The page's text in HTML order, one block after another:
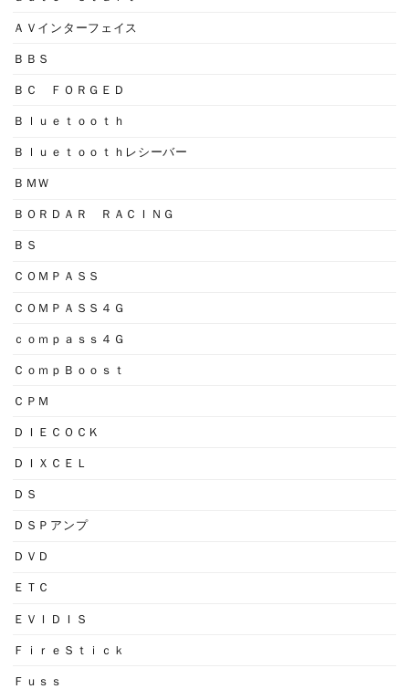
ＡＶインターフェイス
ＢＢＳ
ＢＣ ＦＯＲＧＥＤ
Ｂｌｕｅｔｏｏｔｈ
Ｂｌｕｅｔｏｏｔｈレシーバー
ＢＭＷ
ＢＯＲＤＡＲ ＲＡＣＩＮＧ
ＢＳ
ＣＯＭＰＡＳＳ
ＣＯＭＰＡＳＳ４Ｇ
ｃｏｍｐａｓｓ４Ｇ
ＣｏｍｐＢｏｏｓｔ
ＣＰＭ
ＤＩＥＣＯＣＫ
ＤＩＸＣＥＬ
ＤＳ
ＤＳＰアンプ
ＤＶＤ
ＥＴＣ
ＥＶＩＤＩＳ
ＦｉｒｅＳｔｉｃｋ
Ｆｕｓｓ